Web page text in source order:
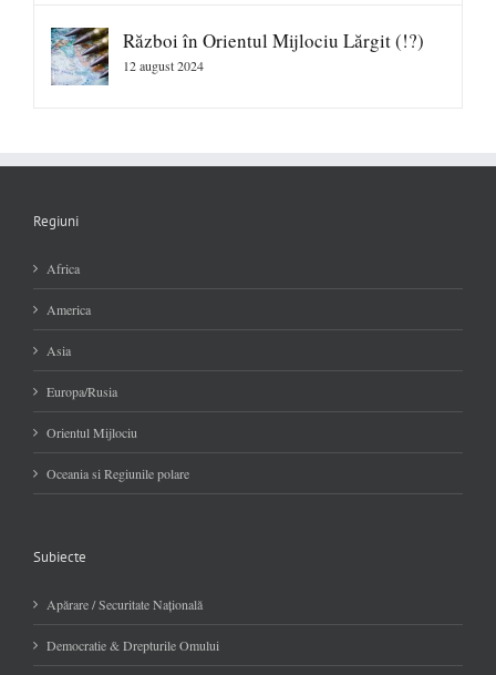
Război în Orientul Mijlociu Lărgit (!?)
12 august 2024
Regiuni
Africa
America
Asia
Europa/Rusia
Orientul Mijlociu
Oceania si Regiunile polare
Subiecte
Apărare / Securitate Naţională
Democratie & Drepturile Omului